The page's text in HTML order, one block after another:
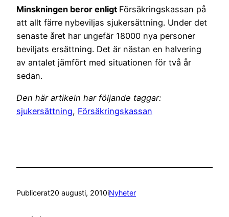
Minskningen beror enligt Försäkringskassan på
att allt färre nybeviljas sjukersättning. Under det
senaste året har ungefär 18000 nya personer
beviljats ersättning. Det är nästan en halvering
av antalet jämfört med situationen för två år
sedan.
Den här artikeln har följande taggar:
sjukersättning, Försäkringskassan
Publicerat20 augusti, 2010iNyheter